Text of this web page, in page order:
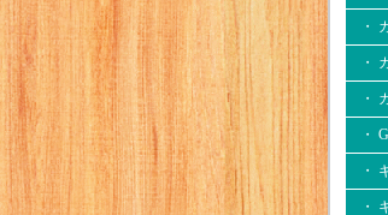
・
・
・
・
・
・